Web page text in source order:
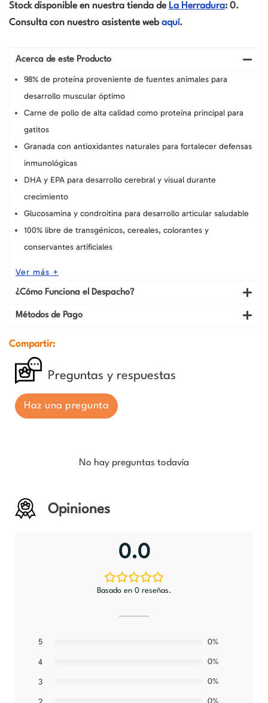
Stock disponible en nuestra tienda de La Herradura: 0.
Consulta con nuestro asistente web aquí.
Acerca de este Producto
98% de proteína proveniente de fuentes animales para
desarrollo muscular óptimo
Carne de pollo de alta calidad como proteína principal para
gatitos
Granada con antioxidantes naturales para fortalecer defensas
inmunológicas
DHA y EPA para desarrollo cerebral y visual durante
crecimiento
Glucosamina y condroitina para desarrollo articular saludable
100% libre de transgénicos, cereales, colorantes y
conservantes artificiales
Ver más +
¿Cómo Funciona el Despacho?
Métodos de Pago
Compartir:
Preguntas y respuestas
Haz una pregunta
No hay preguntas todavía
Opiniones
0.0
Basado en 0 reseñas.
5 0%
4 0%
3 0%
0%